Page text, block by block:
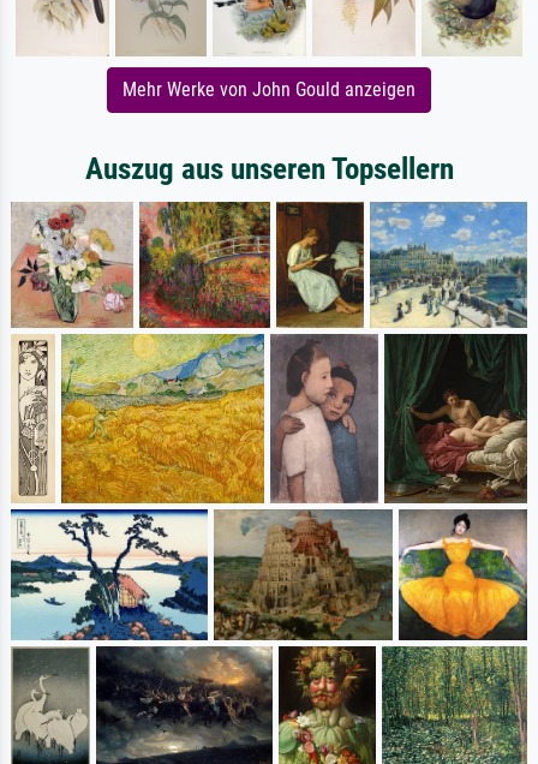
Mehr Werke von John Gould anzeigen
Auszug aus unseren Topsellern